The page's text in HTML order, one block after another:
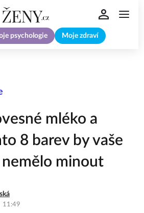
psychologie Moje zdraví
mléko a
8 barev by vaše
minout
11:49